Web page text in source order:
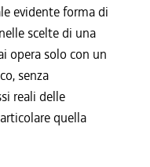
evidente forma di
scelte di una
opera solo con un
senza
reali delle
quella